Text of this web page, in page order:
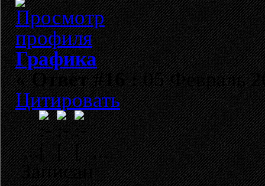
Графика
«Ответ #16 :05 Февраль
Цитировать
...
...
Записан